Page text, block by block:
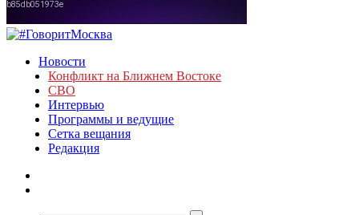
Новости
Конфликт на Ближнем Востоке
СВО
Интервью
Программы и ведущие
Сетка вещания
Редакция